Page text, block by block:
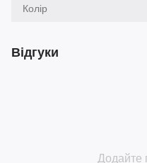
Колір
Відгуки
Додайте